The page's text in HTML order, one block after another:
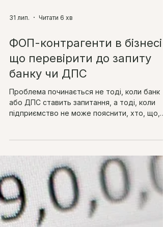
31 лип.
ФОП-контрагенти в бізнесі:
що перевірити до запиту
банку чи ДПС
Проблема починається не тоді, коли банк